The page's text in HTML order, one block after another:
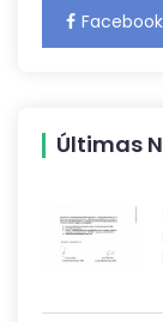
Facebook
Últimas